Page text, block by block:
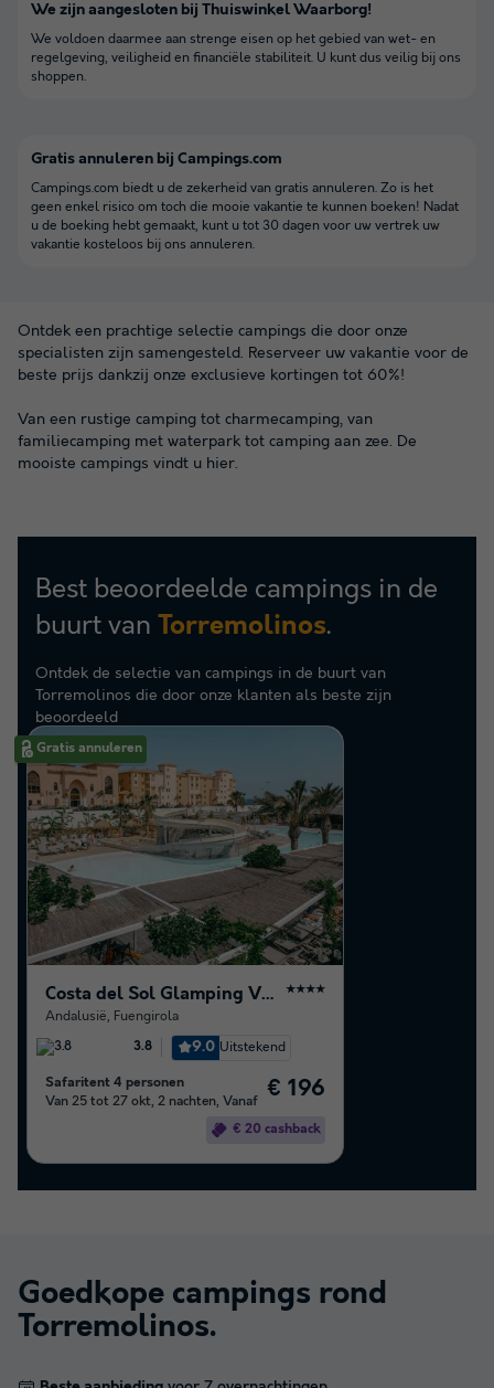
We zijn aangesloten bij Thuiswinkel Waarborg!
We voldoen daarmee aan strenge eisen op het gebied van wet- en
regelgeving, veiligheid en financiële stabiliteit. U kunt dus veilig bij ons
shoppen.
Gratis annuleren bij Campings.com
Campings.com biedt u de zekerheid van gratis annuleren. Zo is het
geen enkel risico om toch die mooie vakantie te kunnen boeken! Nadat
u de boeking hebt gemaakt, kunt u tot 30 dagen voor uw vertrek uw
vakantie kosteloos bij ons annuleren.
Ontdek een prachtige selectie campings die door onze
specialisten zijn samengesteld. Reserveer uw vakantie voor de
beste prijs dankzij onze exclusieve kortingen tot 60%!
Van een rustige camping tot charmecamping, van
familiecamping met waterpark tot camping aan zee. De
mooiste campings vindt u hier.
Best beoordeelde campings in de
buurt van Torremolinos.
Ontdek de selectie van campings in de buurt van
Torremolinos die door onze klanten als beste zijn
beoordeeld
Gratis annuleren
Costa del Sol Glamping Village ★★★★
Andalusië, Fuengirola
3.8 9.0 Uitstekend
Safaritent 4 personen
Van 25 tot 27 okt, 2 nachten, Vanaf € 196
€ 20 cashback
Goedkope campings rond
Torremolinos.